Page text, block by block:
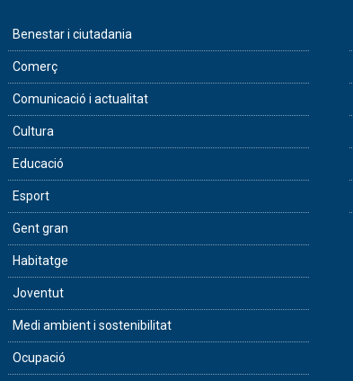
Benestar i ciutadania
Comerç
Comunicació i actualitat
Cultura
Educació
Esport
Gent gran
Habitatge
Joventut
Medi ambient i sostenibilitat
Ocupació